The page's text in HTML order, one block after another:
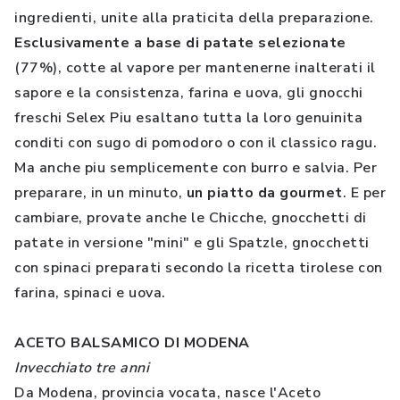
ingredienti, unite alla praticita della preparazione.
Esclusivamente a base di patate selezionate
(77%), cotte al vapore per mantenerne inalterati il
sapore e la consistenza, farina e uova, gli gnocchi
freschi Selex Piu esaltano tutta la loro genuinita
conditi con sugo di pomodoro o con il classico ragu.
Ma anche piu semplicemente con burro e salvia. Per
preparare, in un minuto, un piatto da gourmet. E per
cambiare, provate anche le Chicche, gnocchetti di
patate in versione "mini" e gli Spatzle, gnocchetti
con spinaci preparati secondo la ricetta tirolese con
farina, spinaci e uova.
ACETO BALSAMICO DI MODENA
Invecchiato tre anni
Da Modena, provincia vocata, nasce l'Aceto